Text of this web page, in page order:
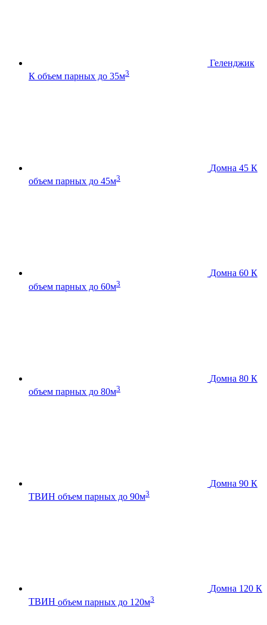
Геленджик
К объем парных до 35м3
Домна 45 К
объем парных до 45м3
Домна 60 К
объем парных до 60м3
Домна 80 К
объем парных до 80м3
Домна 90 К
ТВИН объем парных до 90м3
Домна 120 К
ТВИН объем парных до 120м3